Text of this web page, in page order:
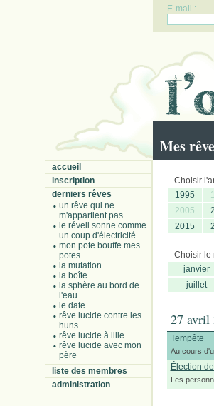
E-mail :
Mes
accueil
inscription
derniers rêves
un rêve qui ne
m'appartient pas
le réveil sonne comme
un coup d'électricité
mon pote bouffe mes
potes
la mutation
la boîte
la sphère au bord de
l'eau
le date
rêve lucide contre les
huns
rêve lucide à lille
rêve lucide avec mon
père
liste des membres
administration
Choisir
1995
2005
2015
Choisir le
janvier
juillet
27 avril
Tempête
Au cours
Élection
Les